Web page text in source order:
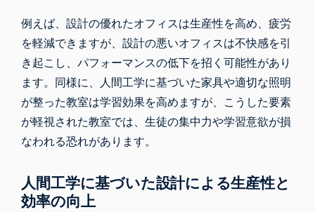
例えば、設計の優れたオフィスは生産性を高め、疲労
を軽減できますが、設計の悪いオフィスは不快感を引
き起こし、パフォーマンスの低下を招く可能性があり
ます。同様に、人間工学に基づいた家具や適切な照明
が整った教室は学習効果を高めますが、こうした要素
が軽視された教室では、生徒の集中力や学習意欲が損
なわれる恐れがあります。
人間工学に基づいた設計による生産性と
効率の向上